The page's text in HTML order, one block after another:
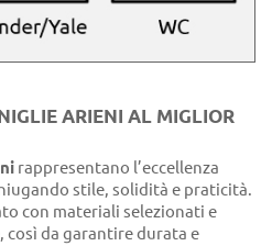
ARIENI AL MIGLIOR
rappresentano l’eccellenza
stile, solidità e praticità.
con materiali selezionati e
da garantire durata e